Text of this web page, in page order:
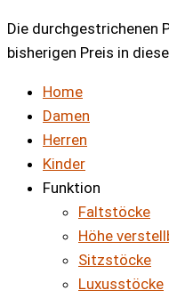
Die durchgestrichenen
bisherigen Preis in
Home
Damen
Herren
Kinder
Funktion
Faltstöcke
Höhe
Sitzstöcke
Luxusstöcke